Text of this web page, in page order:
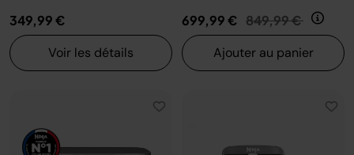
349,99 €
Voir les détails
699,99 € Prix réduit de
849,99 € au
Ajouter au panier